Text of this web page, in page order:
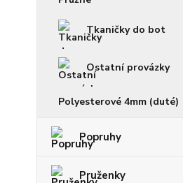
Tkaničky do bot
Ostatní provázky
Polyesterové 4mm (duté)
Popruhy
Pruženky